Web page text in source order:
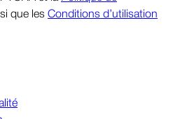
que les Conditions d’utilisation